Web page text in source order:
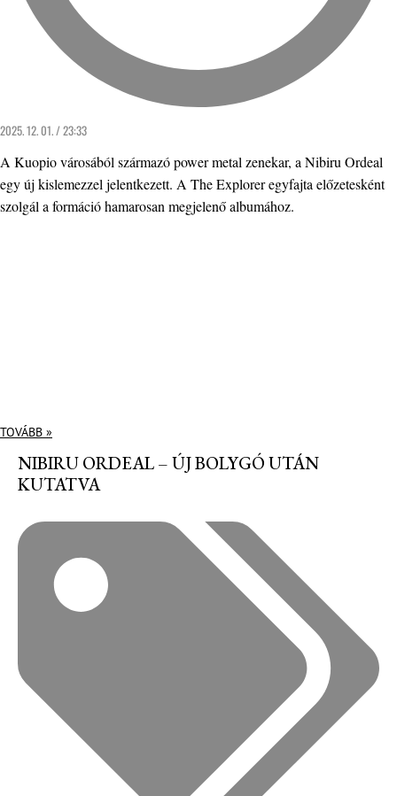
2025. 12. 01. / 23:33
A Kuopio városából származó power metal zenekar, a Nibiru Ordeal
egy új kislemezzel jelentkezett. A The Explorer egyfajta előzetesként
szolgál a formáció hamarosan megjelenő albumához.
TOVÁBB »
NIBIRU ORDEAL – ÚJ BOLYGÓ UTÁN
KUTATVA